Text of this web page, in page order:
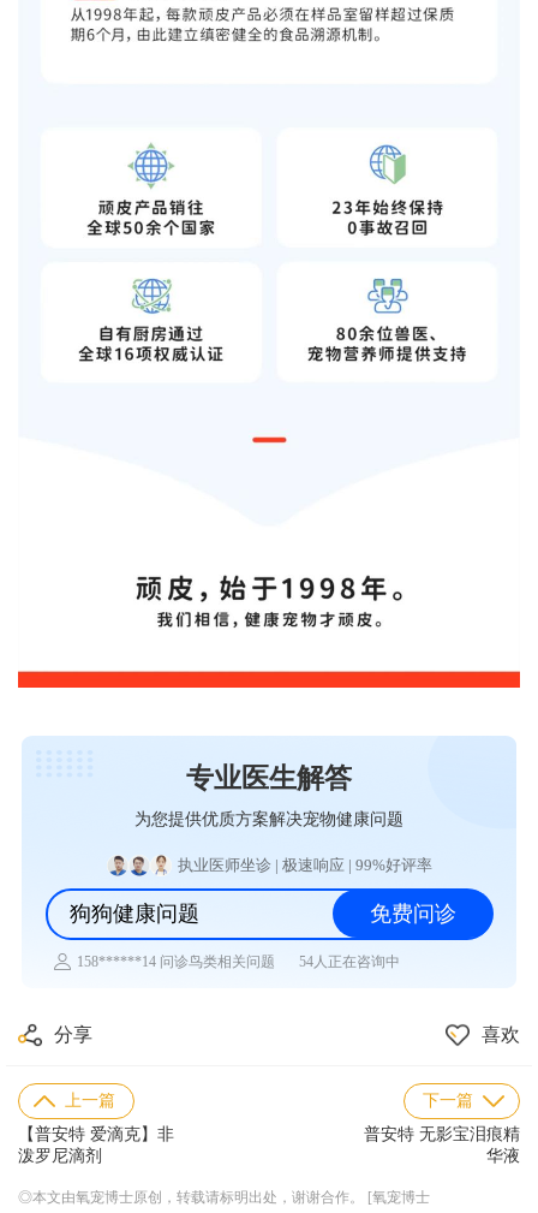
专业医生解答
为您提供优质方案解决宠物健康问题
执业医师坐诊 | 极速响应 | 99%好评率
狗狗健康问题 免费问诊
136******33 问诊兔子相关问题
185******43 问诊水族相关问题
138******76 问诊异宠相关问题
185******12 问诊狗狗相关问题
158******14 问诊鸟类相关问题
54人正在咨询中
分享 喜欢
上一篇
【普安特 爱滴克】非
泼罗尼滴剂
下一篇
普安特 无影宝泪痕精
华液
◎本文由氧宠博士原创，转载请标明出处，谢谢合作。 [氧宠博士